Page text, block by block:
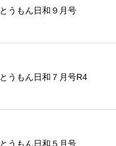
とうもん日和９月号
とうもん日和７月号R4
とうもん日和５月号